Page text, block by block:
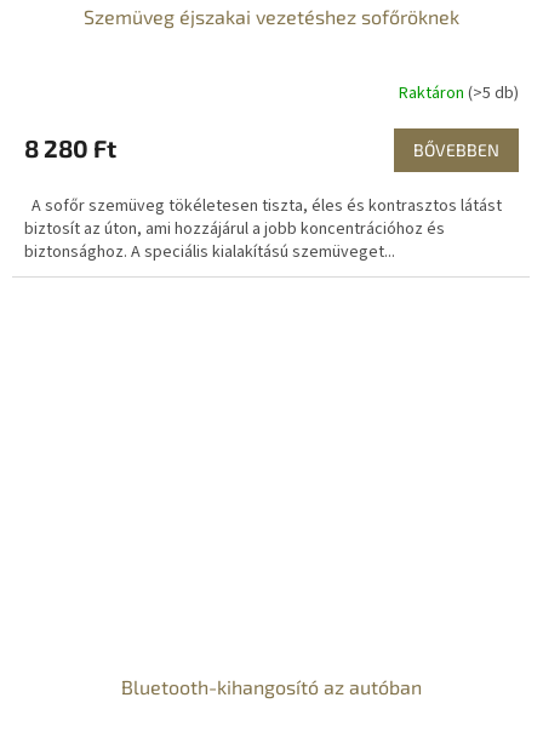
Szemüveg éjszakai vezetéshez sofőröknek
Raktáron (>5 db)
8 280 Ft BŐVEBBEN
A sofőr szemüveg tökéletesen tiszta, éles és kontrasztos látást
biztosít az úton, ami hozzájárul a jobb koncentrációhoz és
biztonsághoz. A speciális kialakítású szemüveget...
Bluetooth-kihangosító az autóban